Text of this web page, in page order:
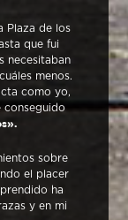
Plaza de los
que fui
necesitaban
menos.
como yo,
conseguido
sobre
el placer
ha
y en mi